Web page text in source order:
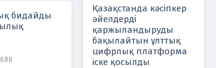
бидайды
Қазақстанда кәсіпкер
әйелдерді
қаржыландыруды
бақылайтын ұлттық
цифрлық платформа
іске қосылды